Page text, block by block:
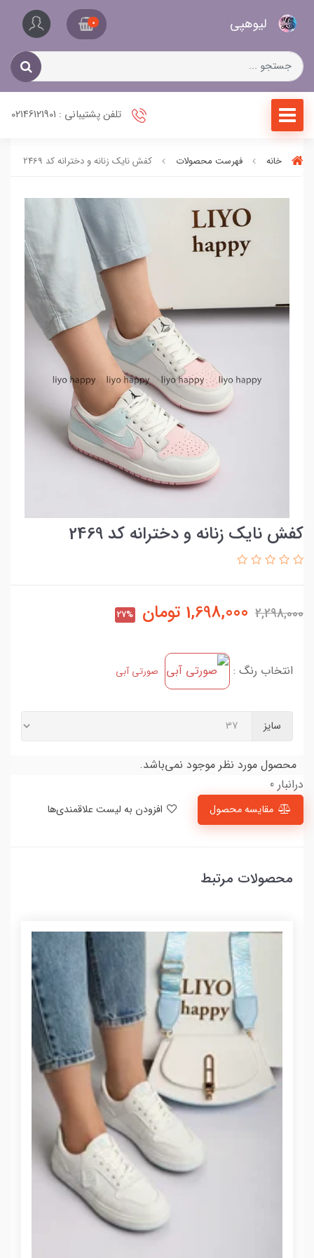
لیو‌هپی 0
تلفن پشتیبانی : 02146121901
خانه فهرست محصولات کفش نایک زنانه و دخترانه کد 2469
کفش نایک زنانه و دخترانه کد 2469
2,298,000
1,698,000 تومان 27%
انتخاب رنگ : صورتی آبی
سایز
محصول مورد نظر موجود نمی‌باشد.
درانبار 0
مقایسه محصول
محصولات مرتبط